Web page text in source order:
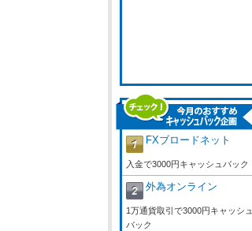
FXブロードネット
入金で3000円キャッシュバック
外為オンライン
1万通貨取引で3000円キャッシュ
バック